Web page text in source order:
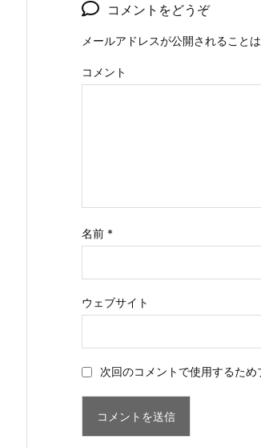
コメントをどうぞ
メールアドレスが公開されることは
コメント
名前 *
ウェブサイト
次回のコメントで使用するた